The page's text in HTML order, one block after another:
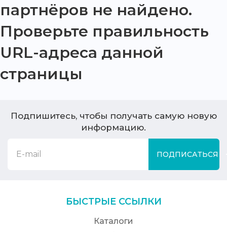
партнёров не найдено.
Проверьте правильность
URL-адреса данной
страницы
Подпишитесь, чтобы получать самую новую
информацию.
ПОДПИСАТЬСЯ
БЫСТРЫЕ ССЫЛКИ
Каталоги